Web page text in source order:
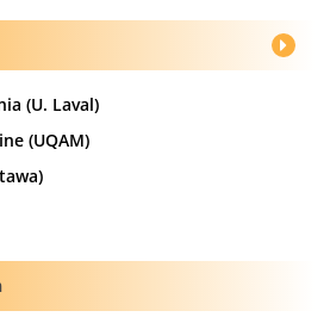
(U. Laval)
(UQAM)